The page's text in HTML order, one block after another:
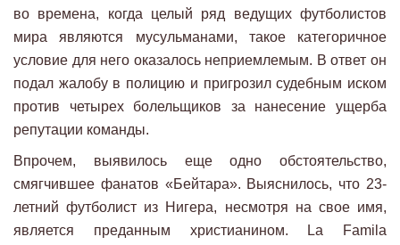
во времена, когда целый ряд ведущих футболистов
мира являются мусульманами, такое категоричное
условие для него оказалось неприемлемым. В ответ он
подал жалобу в полицию и пригрозил судебным иском
против четырех болельщиков за нанесение ущерба
репутации команды.
Впрочем, выявилось еще одно обстоятельство,
смягчившее фанатов «Бейтара». Выяснилось, что 23-
летний футболист из Нигера, несмотря на свое имя,
является преданным христианином. La Famila